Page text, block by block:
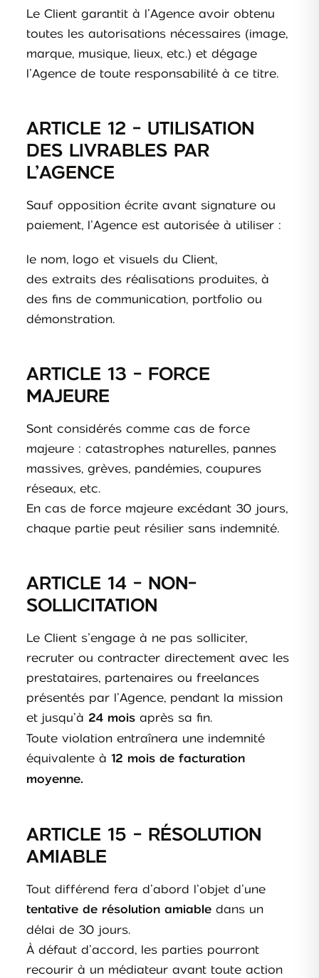
Le Client garantit à l’Agence avoir obtenu
toutes les autorisations nécessaires (image,
marque, musique, lieux, etc.) et dégage
l’Agence de toute responsabilité à ce titre.
ARTICLE 12 - UTILISATION
DES LIVRABLES PAR
L’AGENCE
Sauf opposition écrite avant signature ou
paiement, l’Agence est autorisée à utiliser :
le nom, logo et visuels du Client,
des extraits des réalisations produites, à
des fins de communication, portfolio ou
démonstration.
ARTICLE 13 - FORCE
MAJEURE
Sont considérés comme cas de force
majeure : catastrophes naturelles, pannes
massives, grèves, pandémies, coupures
réseaux, etc.
En cas de force majeure excédant 30 jours,
chaque partie peut résilier sans indemnité.
ARTICLE 14 - NON-
SOLLICITATION
Le Client s’engage à ne pas solliciter,
recruter ou contracter directement avec les
prestataires, partenaires ou freelances
présentés par l’Agence, pendant la mission
et jusqu’à 24 mois après sa fin.
Toute violation entraînera une indemnité
équivalente à 12 mois de facturation
moyenne.
ARTICLE 15 - RÉSOLUTION
AMIABLE
Tout différend fera d’abord l’objet d’une
tentative de résolution amiable dans un
délai de 30 jours.
À défaut d’accord, les parties pourront
recourir à un médiateur avant toute action